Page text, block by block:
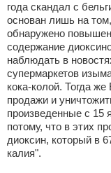
года скандал с
основан лишь на
обнаружено
содержание
наблюдать в
супермаркетов
кока-колой. Тогда
продажи и
произведенные с 15
потому, что в этих
диоксин, который в
калия".